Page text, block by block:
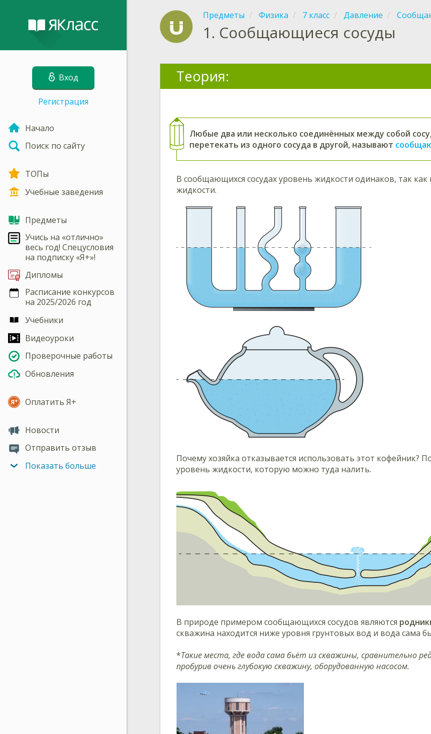
Вход
Регистрация
Начало
Поиск по сайту
ТОПы
Учебные заведения
Предметы
Учись на «отлично»
весь год! Спецусловия
на подписку «Я+»!
Дипломы
Расписание конкурсов
на 2025/2026 год
Учебники
Видеоуроки
Проверочные работы
Обновления
Оплатить Я+
Новости
Отправить отзыв
Показать больше
Предметы Физика 7 класс Давление
1. Сообщающиеся сосуды
Теория:
Любые два или несколько соединённых между собой
перетекать из одного сосуда в другой, называют
В сообщающихся сосудах уровень жидкости одинаков, так как
жидкости.
Почему хозяйка отказывается использовать этот
уровень жидкости, которую можно туда налить.
В природе примером сообщающихся сосудов являются
скважина находится ниже уровня грунтовых вод и вода сама
*Такие места, где вода сама бьёт из скважины, сравнительно
пробурив очень глубокую скважину, оборудованную насосом.